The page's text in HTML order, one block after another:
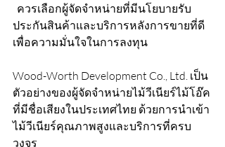
ประกันสินค้าและบริการหลังการขายที่ดี
เพื่อความมั่นใจในการลงทุน
Wood-Worth Development Co., Ltd. เป็น
ตัวอย่างของผู้จัดจำหน่ายไม้วีเนียร์ไม้โอ๊ค
ที่มีชื่อเสียงในประเทศไทย ด้วยการนำเข้า
ไม้วีเนียร์คุณภาพสูงและบริการที่ครบ
วงจร